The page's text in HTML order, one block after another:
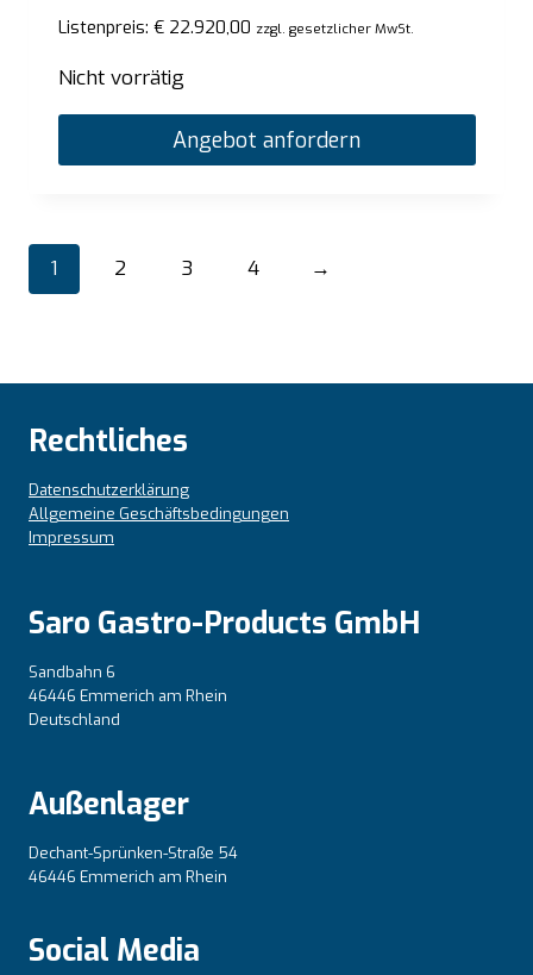
Listenpreis: €22.920,00 zzgl. gesetzlicher MwSt.
Nicht vorrätig
Angebot anfordern
1 2 3 4 →
Rechtliches
Datenschutzerklärung
Allgemeine Geschäftsbedingungen
Impressum
Saro Gastro-Products GmbH
Sandbahn 6
46446 Emmerich am Rhein
Deutschland
Außenlager
Dechant-Sprünken-Straße 54
46446 Emmerich am Rhein
Social Media